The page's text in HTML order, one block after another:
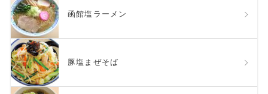
函館塩ラーメン
豚塩まぜそば